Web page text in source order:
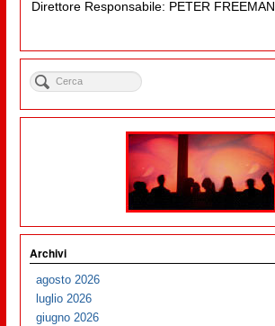
Direttore Responsabile: PETER FREEMAN
Archivi
agosto 2026
luglio 2026
giugno 2026